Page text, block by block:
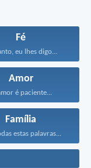
Fé
eu lhes digo...
Amor
é paciente...
Família
estas palavras...